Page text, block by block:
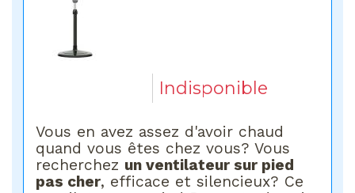
Indisponible
Vous en avez assez d'avoir chaud
quand vous êtes chez vous? Vous
recherchez un ventilateur sur pied
pas cher, efficace et silencieux? Ce